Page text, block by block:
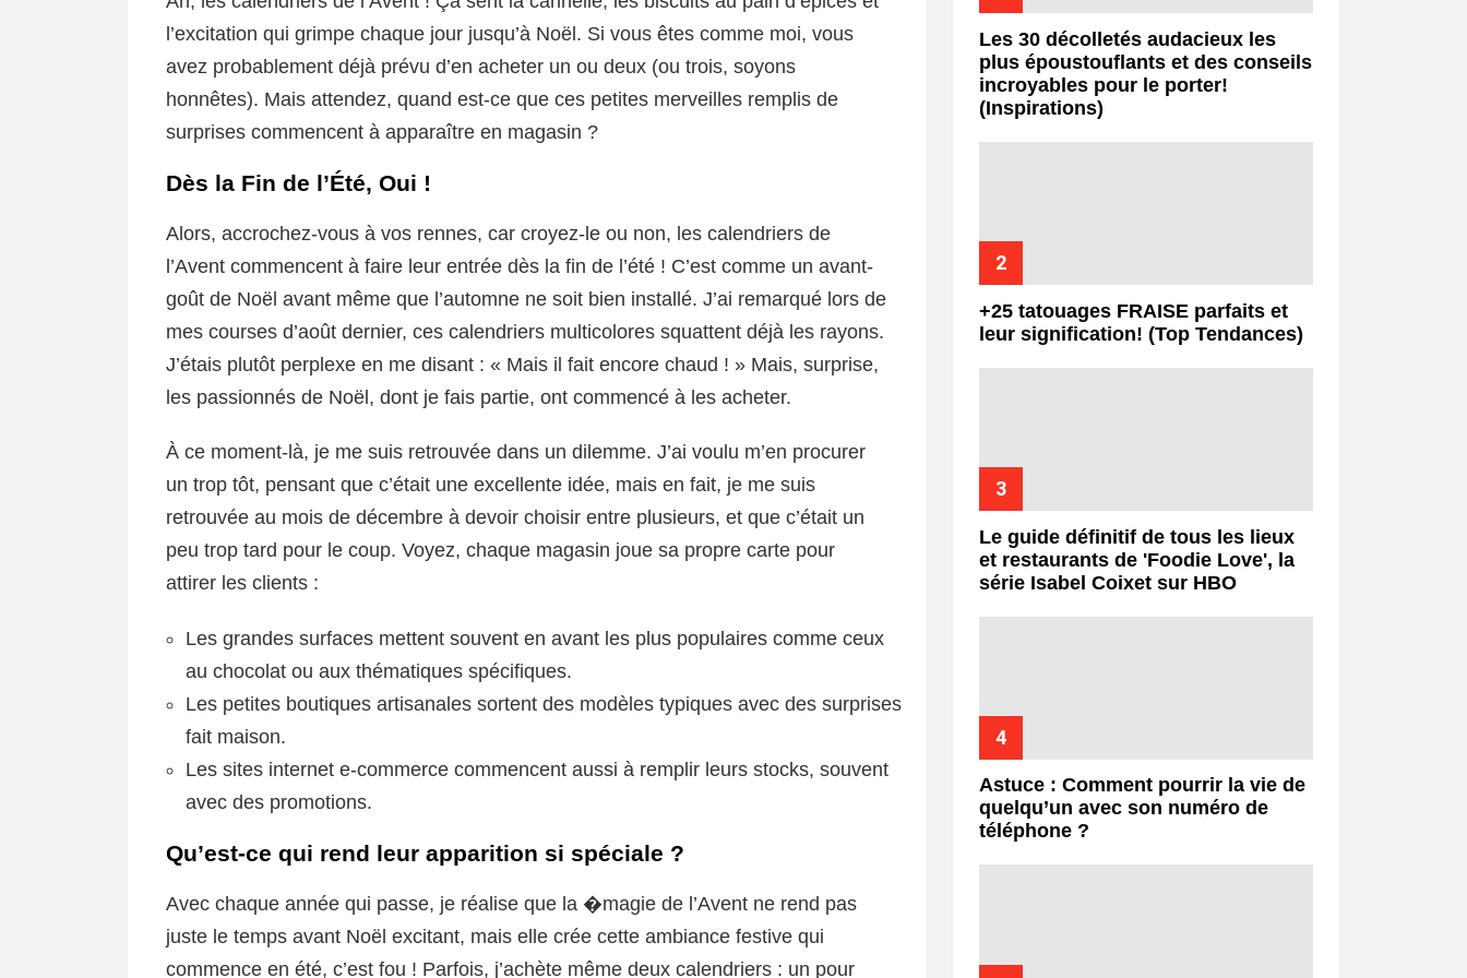
l’excitation qui grimpe chaque jour jusqu’à Noël. Si vous êtes comme moi, vous
avez probablement déjà prévu d’en acheter un ou deux (ou trois, soyons
honnêtes). Mais attendez, quand est-ce que ces petites merveilles remplis de
surprises commencent à apparaître en magasin ?
Dès la Fin de l’Été, Oui !
Alors, accrochez-vous à vos rennes, car croyez-le ou non, les calendriers de
l’Avent commencent à faire leur entrée dès la fin de l’été ! C’est comme un avant-
goût de Noël avant même que l’automne ne soit bien installé. J’ai remarqué lors de
mes courses d’août dernier, ces calendriers multicolores squattent déjà les rayons.
J’étais plutôt perplexe en me disant : « Mais il fait encore chaud ! » Mais, surprise,
les passionnés de Noël, dont je fais partie, ont commencé à les acheter.
À ce moment-là, je me suis retrouvée dans un dilemme. J’ai voulu m’en procurer
un trop tôt, pensant que c’était une excellente idée, mais en fait, je me suis
retrouvée au mois de décembre à devoir choisir entre plusieurs, et que c’était un
peu trop tard pour le coup. Voyez, chaque magasin joue sa propre carte pour
attirer les clients :
Les grandes surfaces mettent souvent en avant les plus populaires comme ceux
au chocolat ou aux thématiques spécifiques.
Les petites boutiques artisanales sortent des modèles typiques avec des surprises
fait maison.
Les sites internet e-commerce commencent aussi à remplir leurs stocks, souvent
avec des promotions.
Qu’est-ce qui rend leur apparition si spéciale ?
Avec chaque année qui passe, je réalise que la �magie de l’Avent ne rend pas
juste le temps avant Noël excitant, mais elle crée cette ambiance festive qui
commence en été, c’est fou ! Parfois, j’achète même deux calendriers : un pour
Les 30 décolletés audacieux les
plus époustouflants et des conseils
incroyables pour le porter!
(Inspirations)
+25 tatouages ​​FRAISE parfaits et
leur signification! (Top Tendances)
Le guide définitif de tous les lieux
et restaurants de 'Foodie Love', la
série Isabel Coixet sur HBO
Astuce : Comment pourrir la vie de
quelqu’un avec son numéro de
téléphone ?